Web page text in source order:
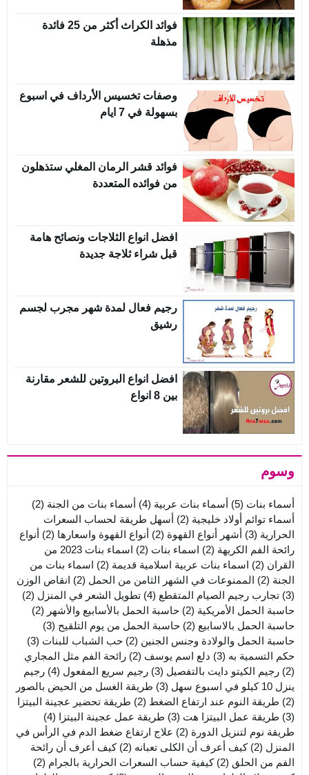
فوائد الكراث أكثر من 25 فائدة
مذهلة
وصفات تخسيس الأرداف في اسبوع
بسهولة في 7 ايام
فوائد قشر الرمان المغلي ستذهلون
من فوائده المتعددة
افضل انواع الثلاجات ونصائح هامة
قبل شراء ثلاجة جديدة
رجيم فعال لمدة شهر مجرب لجسم
رشيق
افضل انواع البروتين للشعر مقارنة
بين 8 انواع
وسوم
أسماء بنات (5) أسماء بنات عربية (4) أسماء بنات من الجنة (2)
أسماء توائم أولاد خليجية (2)
أسهل طريقة لحساب السعرات
الحرارية (3) أشهر أنواع القهوة (2) أنواع القهوة واسعارها (2)
أنواع
رائحة الفم الكريهة (2) اسماء بنات (2)
اسماء بنات 2023 من
القران (2) اسماء بنات عربية اسلامية قديمة (2)
اسماء بنات من
الجنة (2) الممنوعات في الشهر الثامن من الحمل (2)
انقاص الوزن
(3)
تجارب رجيم الصيام المتقطع (4) تطويل الشعر في المنزل (2)
حاسبة الحمل الأمريكية (2) حاسبة الحمل بالأسابيع والأشهر (2)
حاسبة الحمل بالاسابيع (2) حاسبة الحمل من يوم التلقيح (3)
حاسبة الحمل والولادة وجنس الجنين (2) حب الشباب للبنات (3)
حكم التسمية به (3) دلع اسم يوسف (2)
رائحة الفم مثل المجاري
(2)
رجيم الكيتو دايت بالتفصيل (3) رجيم سريع المفعول (4)
رجيم
ينزل 10 كيلو في اسبوع سهل
(3)
طريقة الغسل من الحيض بالصور
(2)
طريقة النوم عند ارتفاع الضغط (2)
طريقة تحضير عجينة البيتزا
(3)
طريقة عمل البيتزا هت (3) طريقة عمل عجينة البيتزا (4)
طريقة نوم لتنزيل الدورة (2)
علاج ارتفاع ضغط الدم في الرأس في
المنزل (2) كيف أعرف أن الكلى تعبانه (2)
كيف أعرف أن رائحة
الفم من الحلق (2) كيفية حساب السعرات الحرارية بالجرام (2)